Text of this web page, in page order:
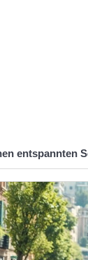
entspannten